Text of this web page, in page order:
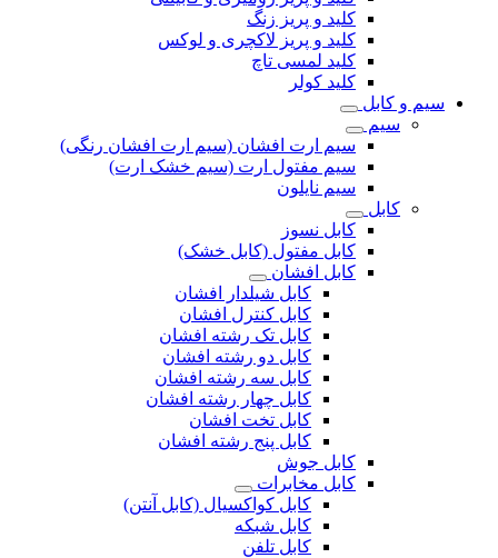
کلید و پریز زنگ
کلید و پریز لاکچری و لوکس
کلید لمسی تاچ
کلید کولر
سیم و کابل
سیم
سیم ارت افشان (سیم ارت افشان رنگی)
سیم مفتول ارت (سیم خشک ارت)
سیم نایلون
کابل
کابل نسوز
کابل مفتول (کابل خشک)
کابل افشان
کابل شیلدار افشان
کابل کنترل افشان
کابل تک رشته افشان
کابل دو رشته افشان
کابل سه رشته افشان
کابل چهار رشته افشان
کابل تخت افشان
کابل پنج رشته افشان
کابل جوش
کابل مخابرات
کابل کواکسیال (کابل آنتن)
کابل شبکه
کابل تلفن